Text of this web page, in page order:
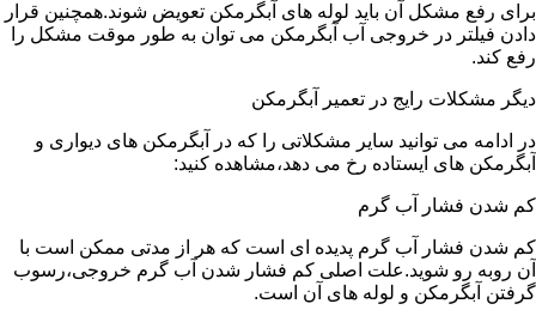
برای رفع مشکل آن باید لوله های آبگرمکن تعویض شوند.همچنین قرار
دادن فیلتر در خروجی آب آبگرمکن می توان به طور موقت مشکل را
رفع کند.
دیگر مشکلات رایج در تعمیر آبگرمکن
در ادامه می توانید سایر مشکلاتی را که در آبگرمکن های دیواری و
آبگرمکن های ایستاده رخ می دهد،مشاهده کنید:
کم شدن فشار آب گرم
کم شدن فشار آب گرم پدیده ای است که هر از مدتی ممکن است با
آن روبه رو شوید.علت اصلی کم فشار شدن آب گرم خروجی،رسوب
گرفتن آبگرمکن و لوله های آن است.